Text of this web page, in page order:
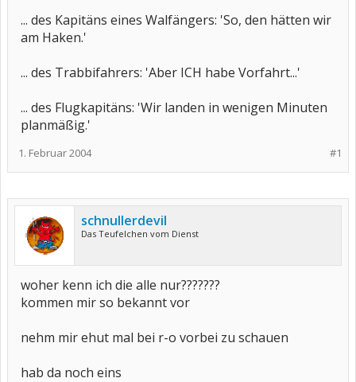
... des Kapitäns eines Walfängers: 'So, den hätten wir
am Haken.'
... des Trabbifahrers: 'Aber ICH habe Vorfahrt...'
... des Flugkapitäns: 'Wir landen in wenigen Minuten
planmäßig.'
#1
1. Februar 2004
schnullerdevil
Das Teufelchen vom Dienst
woher kenn ich die alle nur???????
kommen mir so bekannt vor
nehm mir ehut mal bei r-o vorbei zu schauen
hab da noch eins